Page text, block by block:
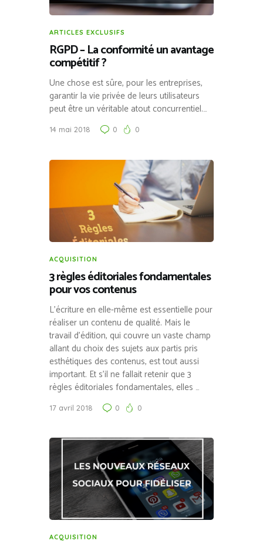
ARTICLES EXCLUSIFS
RGPD – La conformité un avantage
compétitif ?
Une chose est sûre, pour les entreprises,
garantir la vie privée de leurs utilisateurs
peut être un véritable atout concurrentiel.…
14 mai 2018 0 0
ACQUISITION
3 règles éditoriales fondamentales
pour vos contenus
L’écriture en elle-même est essentielle pour
réaliser un contenu de qualité. Mais le
travail d’édition, qui couvre un vaste champ
allant du choix des sujets aux partis pris
esthétiques des contenus, est tout aussi
important. Et s’il ne fallait retenir que 3
règles éditoriales fondamentales, elles …
17 avril 2018 0 0
ACQUISITION